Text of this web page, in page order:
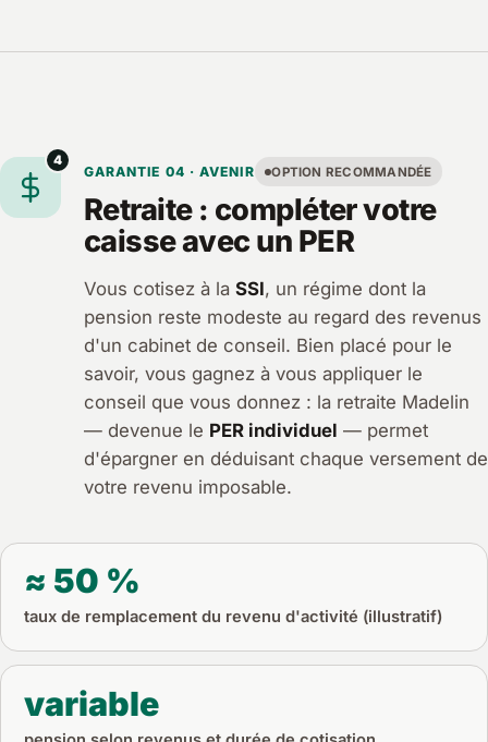
4
GARANTIE 04 · AVENIR OPTION RECOMMANDÉE
Retraite : compléter votre
caisse avec un PER
Vous cotisez à la SSI, un régime dont la
pension reste modeste au regard des revenus
d'un cabinet de conseil. Bien placé pour le
savoir, vous gagnez à vous appliquer le
conseil que vous donnez : la retraite Madelin
— devenue le PER individuel — permet
d'épargner en déduisant chaque versement de
votre revenu imposable.
≈ 50 %
taux de remplacement du revenu d'activité (illustratif)
variable